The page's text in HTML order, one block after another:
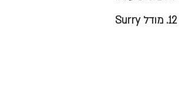
12. מודל Surry